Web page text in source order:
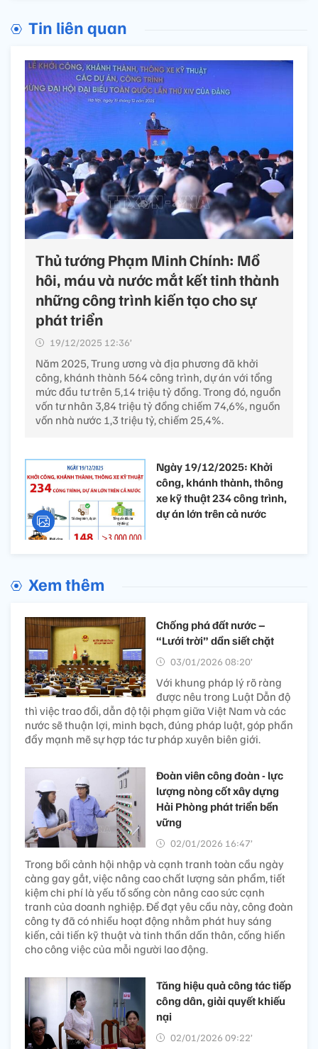
Tin liên quan
Thủ tướng Phạm Minh Chính: Mồ
hôi, máu và nước mắt kết tinh thành
những công trình kiến tạo cho sự
phát triển
19/12/2025 12:36’
Năm 2025, Trung ương và địa phương đã khởi
công, khánh thành 564 công trình, dự án với tổng
mức đầu tư trên 5,14 triệu tỷ đồng. Trong đó, nguồn
vốn tư nhân 3,84 triệu tỷ đồng chiếm 74,6%, nguồn
vốn nhà nước 1,3 triệu tỷ, chiếm 25,4%.
Ngày 19/12/2025: Khởi
công, khánh thành, thông
xe kỹ thuật 234 công trình,
dự án lớn trên cả nước
Xem thêm
Chống phá đất nước –
“Lưới trời” dần siết chặt
03/01/2026 08:20’
Với khung pháp lý rõ ràng
được nêu trong Luật Dẫn độ
thì việc trao đổi, dẫn độ tội phạm giữa Việt Nam và các
nước sẽ thuận lợi, minh bạch, đúng pháp luật, góp phần
đẩy mạnh mẽ sự hợp tác tư pháp xuyên biên giới.
Đoàn viên công đoàn - lực
lượng nòng cốt xây dựng
Hải Phòng phát triển bền
vững
02/01/2026 16:47’
Trong bối cảnh hội nhập và cạnh tranh toàn cầu ngày
càng gay gắt, việc nâng cao chất lượng sản phẩm, tiết
kiệm chi phí là yếu tố sống còn nâng cao sức cạnh
tranh của doanh nghiệp. Để đạt yêu cầu này, công đoàn
công ty đã có nhiều hoạt động nhằm phát huy sáng
kiến, cải tiến kỹ thuật và tinh thần dấn thân, cống hiến
cho công việc của mỗi người lao động.
Tăng hiệu quả công tác tiếp
công dân, giải quyết khiếu
nại
02/01/2026 09:22’